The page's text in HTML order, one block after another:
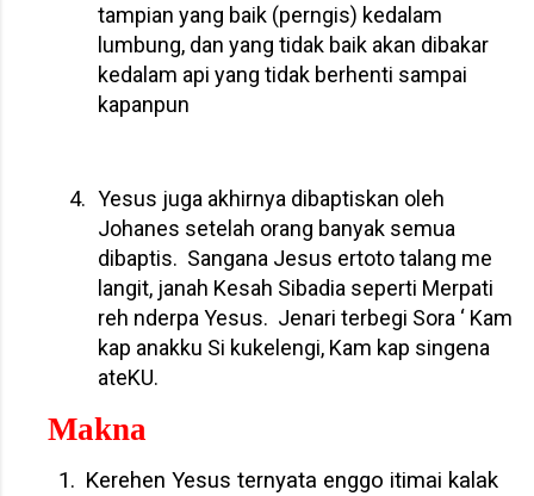
tampian yang baik (perngis) kedalam
lumbung, dan yang tidak baik akan dibakar
kedalam api yang tidak berhenti sampai
kapanpun
4. Yesus juga akhirnya dibaptiskan oleh
Johanes setelah orang banyak semua
dibaptis. Sangana Jesus ertoto talang me
langit, janah Kesah Sibadia seperti Merpati
reh nderpa Yesus. Jenari terbegi Sora ‘ Kam
kap anakku Si kukelengi, Kam kap singena
ateKU.
Makna
1. Kerehen Yesus ternyata enggo itimai kalak